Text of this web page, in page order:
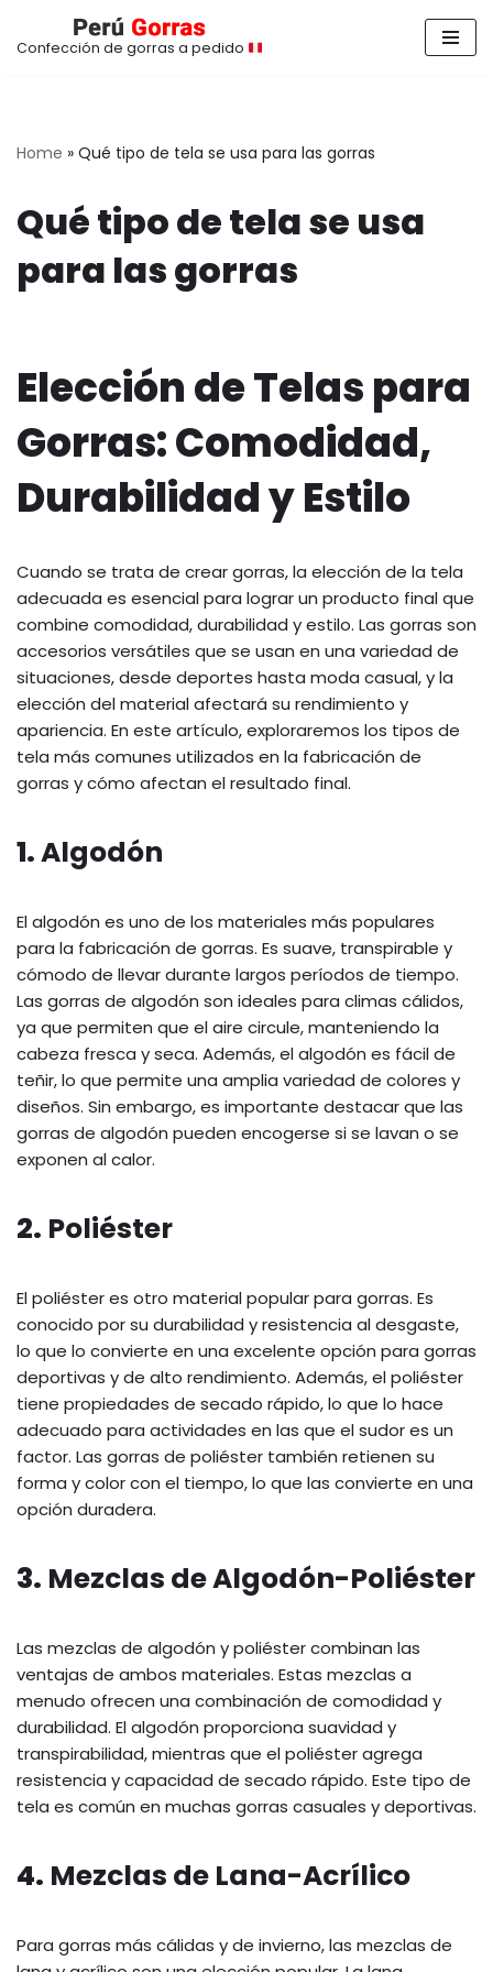
Saltar
Confección de gorras a pedido
Home » Qué tipo de tela se usa para las gorras
Qué tipo de tela se usa
para las gorras
Elección de Telas para
Gorras: Comodidad,
Durabilidad y Estilo
Cuando se trata de crear gorras, la elección de la tela
adecuada es esencial para lograr un producto final que
combine comodidad, durabilidad y estilo. Las gorras son
accesorios versátiles que se usan en una variedad de
situaciones, desde deportes hasta moda casual, y la
elección del material afectará su rendimiento y
apariencia. En este artículo, exploraremos los tipos de
tela más comunes utilizados en la fabricación de
gorras y cómo afectan el resultado final.
1.Algodón
El algodón es uno de los materiales más populares
para la fabricación de gorras. Es suave, transpirable y
cómodo de llevar durante largos períodos de tiempo.
Las gorras de algodón son ideales para climas cálidos,
ya que permiten que el aire circule, manteniendo la
cabeza fresca y seca. Además, el algodón es fácil de
teñir, lo que permite una amplia variedad de colores y
diseños. Sin embargo, es importante destacar que las
gorras de algodón pueden encogerse si se lavan o se
exponen al calor.
2. Poliéster
El poliéster es otro material popular para gorras. Es
conocido por su durabilidad y resistencia al desgaste,
lo que lo convierte en una excelente opción para gorras
deportivas y de alto rendimiento. Además, el poliéster
tiene propiedades de secado rápido, lo que lo hace
adecuado para actividades en las que el sudor es un
factor. Las gorras de poliéster también retienen su
forma y color con el tiempo, lo que las convierte en una
opción duradera.
3. Mezclas de Algodón-Poliéster
Las mezclas de algodón y poliéster combinan las
ventajas de ambos materiales. Estas mezclas a
menudo ofrecen una combinación de comodidad y
durabilidad. El algodón proporciona suavidad y
transpirabilidad, mientras que el poliéster agrega
resistencia y capacidad de secado rápido. Este tipo de
tela es común en muchas gorras casuales y deportivas.
4. Mezclas de Lana-Acrílico
Para gorras más cálidas y de invierno, las mezclas de